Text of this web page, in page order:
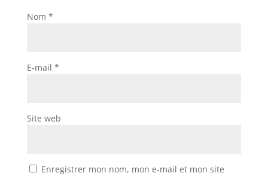
Nom *
E-mail *
Site web
Enregistrer mon nom, mon e-mail et mon site